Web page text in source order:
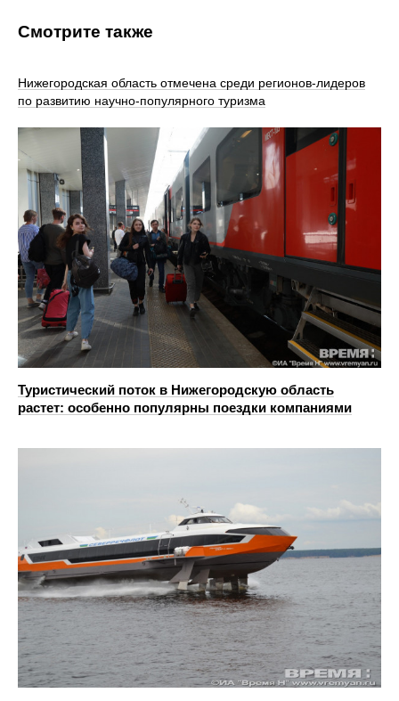
Смотрите также
Нижегородская область отмечена среди регионов-лидеров
по развитию научно-популярного туризма
Туристический поток в Нижегородскую область
растет: особенно популярны поездки компаниями